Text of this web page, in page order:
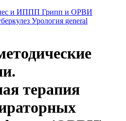
и ИППП Грипп и ОРВИ
Урология general
терапия